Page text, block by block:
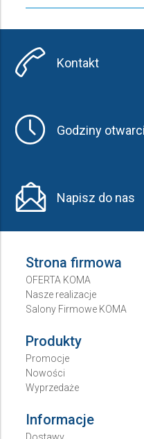
Kontakt
Godziny
Napisz do nas
Strona firmowa
OFERTA KOMA
Nasze realizacje
Salony Firmowe KOMA
Produkty
Promocje
Nowości
Wyprzedaże
Informacje